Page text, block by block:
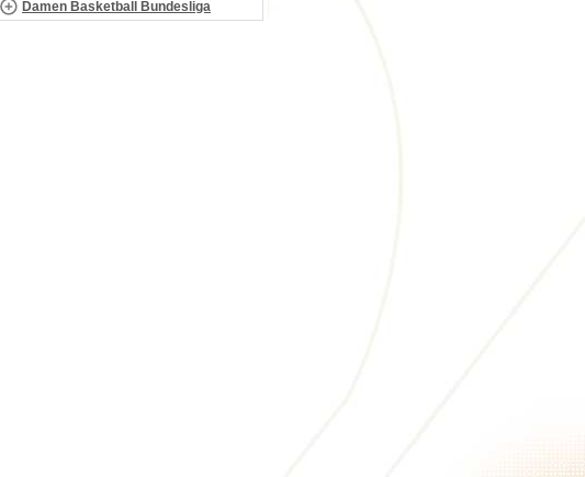
Damen Basketball Bundesliga